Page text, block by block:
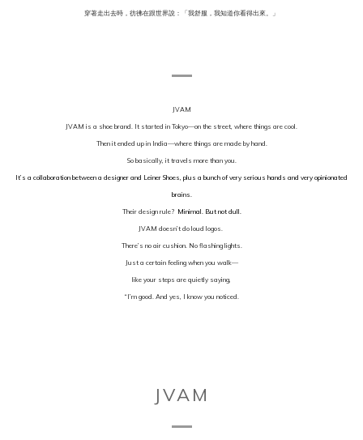
穿著走出去時，彷彿在跟世界說：「我舒服，我知道你看得出來。」
JVAM
JVAM is a shoe brand. It started in Tokyo—on the street, where things are cool.
Then it ended up in India—where things are made by hand.
So basically, it travels more than you.
It’s a collaboration between a designer and Leiner Shoes, plus a bunch of very serious hands and very opinionated
brains.
Their design rule? Minimal. But not dull.
JVAM doesn’t do loud logos.
There’s no air cushion. No flashing lights.
Just a certain feeling when you walk—
like your steps are quietly saying,
“I’m good. And yes, I know you noticed.
JVAM